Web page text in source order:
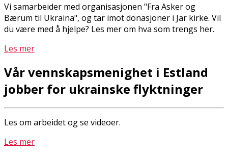
Vi samarbeider med organisasjonen "Fra Asker og
Bærum til Ukraina", og tar imot donasjoner i Jar kirke. Vil
du være med å hjelpe? Les mer om hva som trengs her.
Les mer
Vår vennskapsmenighet i Estland
jobber for ukrainske flyktninger
Les om arbeidet og se videoer.
Les mer